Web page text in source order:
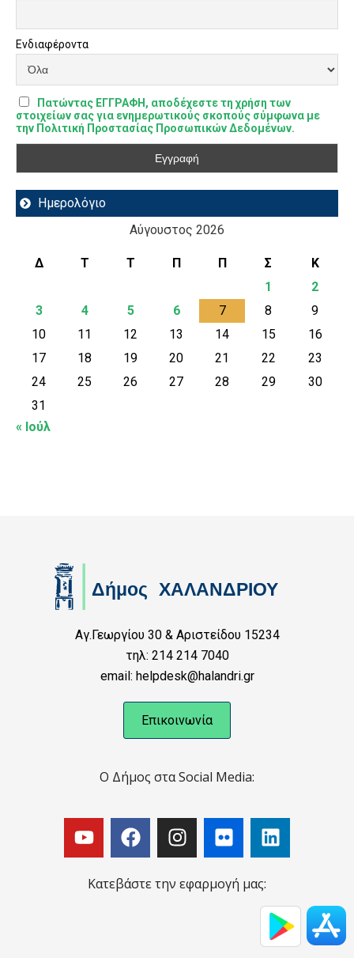
Ενδιαφέροντα
Πατώντας ΕΓΓΡΑΦΗ, αποδέχεστε τη χρήση των
στοιχείων σας για ενημερωτικούς σκοπούς σύμφωνα με
την Πολιτική Προστασίας Προσωπικών Δεδομένων.
Ημερολόγιο
Αύγουστος 2026
Δ Τ Τ Π Π Σ
Κ
1
2
3
4 5 6 7 8
9
10
11 12 13 14 15
16
17
18 19 20 21 22
23
24
25 26 27 28 29
30
31
« Ιούλ
Αγ.Γεωργίου 30 & Αριστείδου 15234
τηλ: 214 214 7040
email: helpdesk@halandri.gr
Επικοινωνία
Ο Δήμος στα Social Media:
Κατεβάστε την εφαρμογή μας: